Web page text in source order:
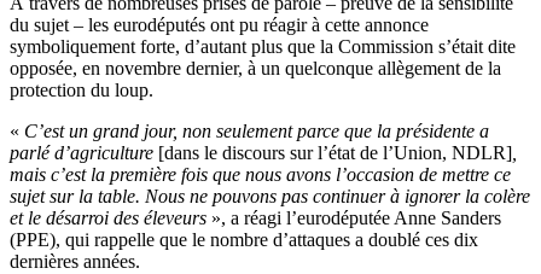
du sujet – les eurodéputés ont pu réagir à cette annonce
symboliquement forte, d’autant plus que la Commission s’était dite
opposée, en novembre dernier, à un quelconque allègement de la
protection du loup.
« C’est un grand jour, non seulement parce que la présidente a
parlé d’agriculture [dans le discours sur l’état de l’Union, NDLR]
mais c’est la première fois que nous avons l’occasion de mettre ce
sujet sur la table. Nous ne pouvons pas continuer à ignorer la colère
et le désarroi des éleveurs », a réagi l’eurodéputée Anne Sanders
(PPE), qui rappelle que le nombre d’attaques a doublé ces dix
dernières années.